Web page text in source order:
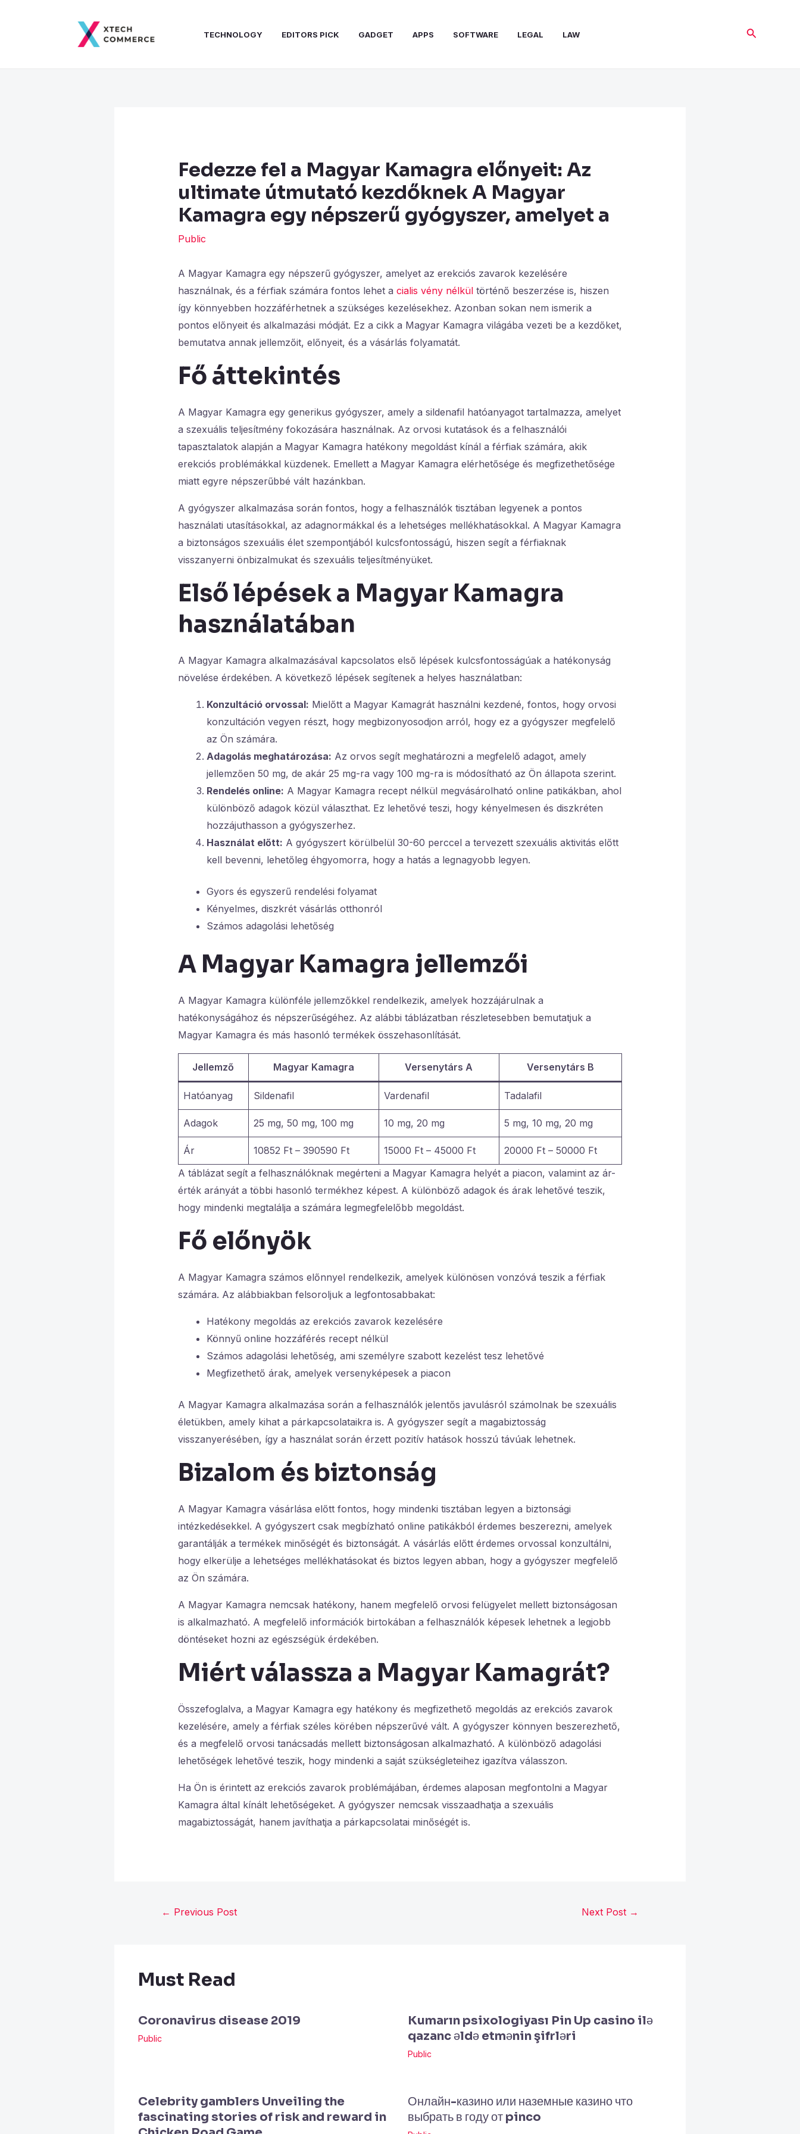
TECHNOLOGY EDITORS PICK GADGET APPS SOFTWARE LEGAL LAW Search
Fedezze fel a Magyar Kamagra előnyeit: Az
ultimate útmutató kezdőknek A Magyar
Kamagra egy népszerű gyógyszer, amelyet a
Public
A Magyar Kamagra egy népszerű gyógyszer, amelyet az erekciós zavarok kezelésére
használnak, és a férfiak számára fontos lehet a cialis vény nélkültörténő beszerzése is, hiszen
így könnyebben hozzáférhetnek a szükséges kezelésekhez. Azonban sokan nem ismerik a
pontos előnyeit és alkalmazási módját. Ez a cikk a Magyar Kamagra világába vezeti be a kezdőket,
bemutatva annak jellemzőit, előnyeit, és a vásárlás folyamatát.
Fő áttekintés
A Magyar Kamagra egy generikus gyógyszer, amely a sildenafil hatóanyagot tartalmazza, amelyet
a szexuális teljesítmény fokozására használnak. Az orvosi kutatások és a felhasználói
tapasztalatok alapján a Magyar Kamagra hatékony megoldást kínál a férfiak számára, akik
erekciós problémákkal küzdenek. Emellett a Magyar Kamagra elérhetősége és megfizethetősége
miatt egyre népszerűbbé vált hazánkban.
A gyógyszer alkalmazása során fontos, hogy a felhasználók tisztában legyenek a pontos
használati utasításokkal, az adagnormákkal és a lehetséges mellékhatásokkal. A Magyar Kamagra
a biztonságos szexuális élet szempontjából kulcsfontosságú, hiszen segít a férfiaknak
visszanyerni önbizalmukat és szexuális teljesítményüket.
Első lépések a Magyar Kamagra
használatában
A Magyar Kamagra alkalmazásával kapcsolatos első lépések kulcsfontosságúak a hatékonyság
növelése érdekében. A következő lépések segítenek a helyes használatban:
Konzultáció orvossal: Mielőtt a Magyar Kamagrát használni kezdené, fontos, hogy orvosi
konzultáción vegyen részt, hogy megbizonyosodjon arról, hogy ez a gyógyszer megfelelő
az Ön számára.
Adagolás meghatározása: Az orvos segít meghatározni a megfelelő adagot, amely
jellemzően 50 mg, de akár 25 mg-ra vagy 100 mg-ra is módosítható az Ön állapota szerint.
Rendelés online: A Magyar Kamagra recept nélkül megvásárolható online patikákban, ahol
különböző adagok közül választhat. Ez lehetővé teszi, hogy kényelmesen és diszkréten
hozzájuthasson a gyógyszerhez.
Használat előtt: A gyógyszert körülbelül 30-60 perccel a tervezett szexuális aktivitás előtt
kell bevenni, lehetőleg éhgyomorra, hogy a hatás a legnagyobb legyen.
Gyors és egyszerű rendelési folyamat
Kényelmes, diszkrét vásárlás otthonról
Számos adagolási lehetőség
A Magyar Kamagra jellemzői
A Magyar Kamagra különféle jellemzőkkel rendelkezik, amelyek hozzájárulnak a
hatékonyságához és népszerűségéhez. Az alábbi táblázatban részletesebben bemutatjuk a
Magyar Kamagra és más hasonló termékek összehasonlítását.
Jellemző Magyar Kamagra Versenytárs A Versenytárs B
Hatóanyag Sildenafil Vardenafil Tadalafil
Adagok 25 mg, 50 mg, 100 mg 10 mg, 20 mg 5 mg, 10 mg, 20 mg
Ár 10852 Ft – 390590 Ft 15000 Ft – 45000 Ft
20000 Ft – 50000 Ft
A táblázat segít a felhasználóknak megérteni a Magyar Kamagra helyét a piacon, valamint az ár-
érték arányát a többi hasonló termékhez képest. A különböző adagok és árak lehetővé teszik,
hogy mindenki megtalálja a számára legmegfelelőbb megoldást.
Fő előnyök
A Magyar Kamagra számos előnnyel rendelkezik, amelyek különösen vonzóvá teszik a férfiak
számára. Az alábbiakban felsoroljuk a legfontosabbakat:
Hatékony megoldás az erekciós zavarok kezelésére
Könnyű online hozzáférés recept nélkül
Számos adagolási lehetőség, ami személyre szabott kezelést tesz lehetővé
Megfizethető árak, amelyek versenyképesek a piacon
A Magyar Kamagra alkalmazása során a felhasználók jelentős javulásról számolnak be szexuális
életükben, amely kihat a párkapcsolataikra is. A gyógyszer segít a magabiztosság
visszanyerésében, így a használat során érzett pozitív hatások hosszú távúak lehetnek.
Bizalom és biztonság
A Magyar Kamagra vásárlása előtt fontos, hogy mindenki tisztában legyen a biztonsági
intézkedésekkel. A gyógyszert csak megbízható online patikákból érdemes beszerezni, amelyek
garantálják a termékek minőségét és biztonságát. A vásárlás előtt érdemes orvossal konzultálni,
hogy elkerülje a lehetséges mellékhatásokat és biztos legyen abban, hogy a gyógyszer megfelelő
az Ön számára.
A Magyar Kamagra nemcsak hatékony, hanem megfelelő orvosi felügyelet mellett biztonságosan
is alkalmazható. A megfelelő információk birtokában a felhasználók képesek lehetnek a legjobb
döntéseket hozni az egészségük érdekében.
Miért válassza a Magyar Kamagrát?
Összefoglalva, a Magyar Kamagra egy hatékony és megfizethető megoldás az erekciós zavarok
kezelésére, amely a férfiak széles körében népszerűvé vált. A gyógyszer könnyen beszerezhető,
és a megfelelő orvosi tanácsadás mellett biztonságosan alkalmazható. A különböző adagolási
lehetőségek lehetővé teszik, hogy mindenki a saját szükségleteihez igazítva válasszon.
Ha Ön is érintett az erekciós zavarok problémájában, érdemes alaposan megfontolni a Magyar
Kamagra által kínált lehetőségeket. A gyógyszer nemcsak visszaadhatja a szexuális
magabiztosságát, hanem javíthatja a párkapcsolatai minőségét is.
← Previous Post Next Post →
Must Read
Coronavirus disease 2019
Public
Kumarın psixologiyası Pin Up casino ilə
qazanc əldə etmənin şifrləri
Public
Celebrity gamblers Unveiling the
fascinating stories of risk and reward in
Онлайн-казино или наземные казино что
выбрать в году от pinco